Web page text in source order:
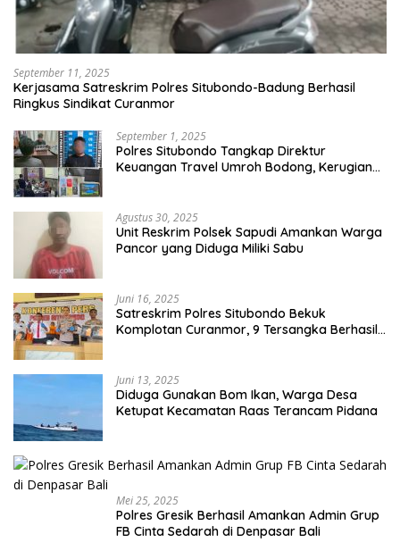
September 11, 2025
Kerjasama Satreskrim Polres Situbondo-Badung Berhasil
Ringkus Sindikat Curanmor
September 1, 2025
Polres Situbondo Tangkap Direktur
Keuangan Travel Umroh Bodong, Kerugian
Agustus 30, 2025
Unit Reskrim Polsek Sapudi Amankan Warga
Pancor yang Diduga Miliki Sabu
Juni 16, 2025
Satreskrim Polres Situbondo Bekuk
Komplotan Curanmor, 9 Tersangka Berhasil
Juni 13, 2025
Diduga Gunakan Bom Ikan, Warga Desa
Ketupat Kecamatan Raas Terancam Pidana
Mei 25, 2025
Polres Gresik Berhasil Amankan Admin Grup
FB Cinta Sedarah di Denpasar Bali